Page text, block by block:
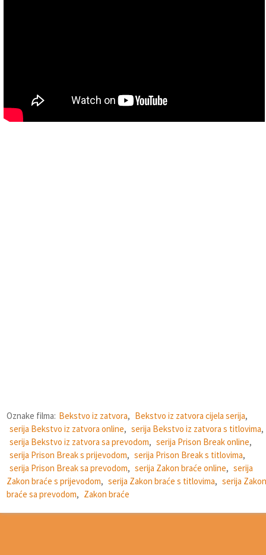
Oznake filma: Bekstvo iz zatvora, Bekstvo iz zatvora cijela serija,
serija Bekstvo iz zatvora online, serija Bekstvo iz zatvora s titlovima,
serija Bekstvo iz zatvora sa prevodom, serija Prison Break online,
serija Prison Break s prijevodom, serija Prison Break s titlovima,
serija Prison Break sa prevodom, serija Zakon braće online, serija
Zakon braće s prijevodom, serija Zakon braće s titlovima, serija Zakon
braće sa prevodom, Zakon braće